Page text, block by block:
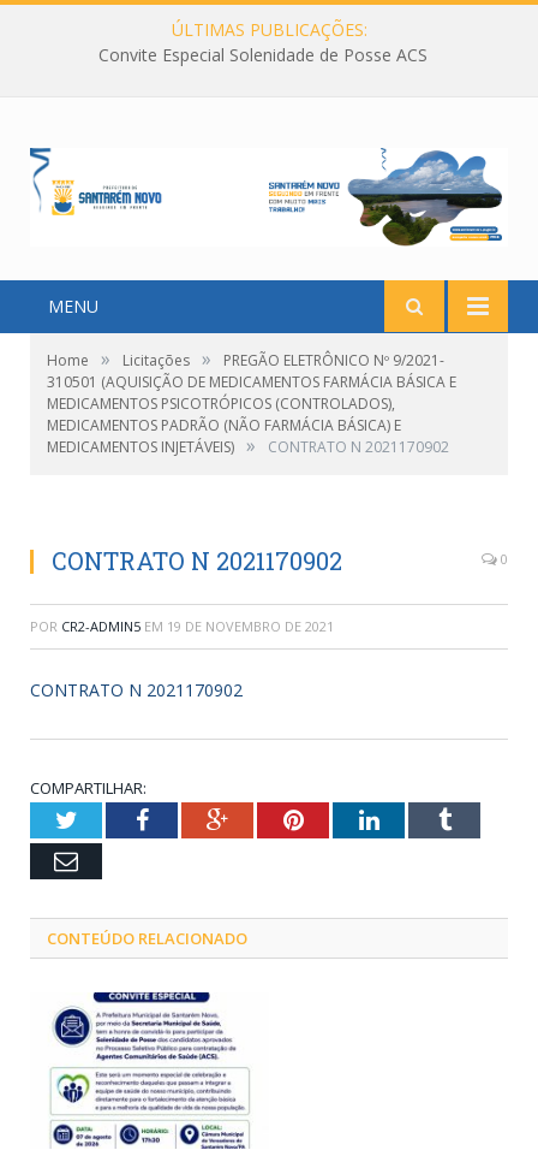
ÚLTIMAS PUBLICAÇÕES:
Convite Especial Solenidade de Posse ACS
MENU
Home » Licitações »
PREGÃO ELETRÔNICO Nº 9/2021-
310501 (AQUISIÇÃO DE MEDICAMENTOS FARMÁCIA BÁSICA E
MEDICAMENTOS PSICOTRÓPICOS (CONTROLADOS),
MEDICAMENTOS PADRÃO (NÃO FARMÁCIA BÁSICA) E
MEDICAMENTOS INJETÁVEIS) » CONTRATO N 2021170902
CONTRATO N 2021170902 0
POR CR2-ADMIN5 EM 19 DE NOVEMBRO DE 2021
CONTRATO N 2021170902
COMPARTILHAR:
TwitterFacebookGoogle+PinterestLinkedInTumblr
Email
CONTEÚDO RELACIONADO